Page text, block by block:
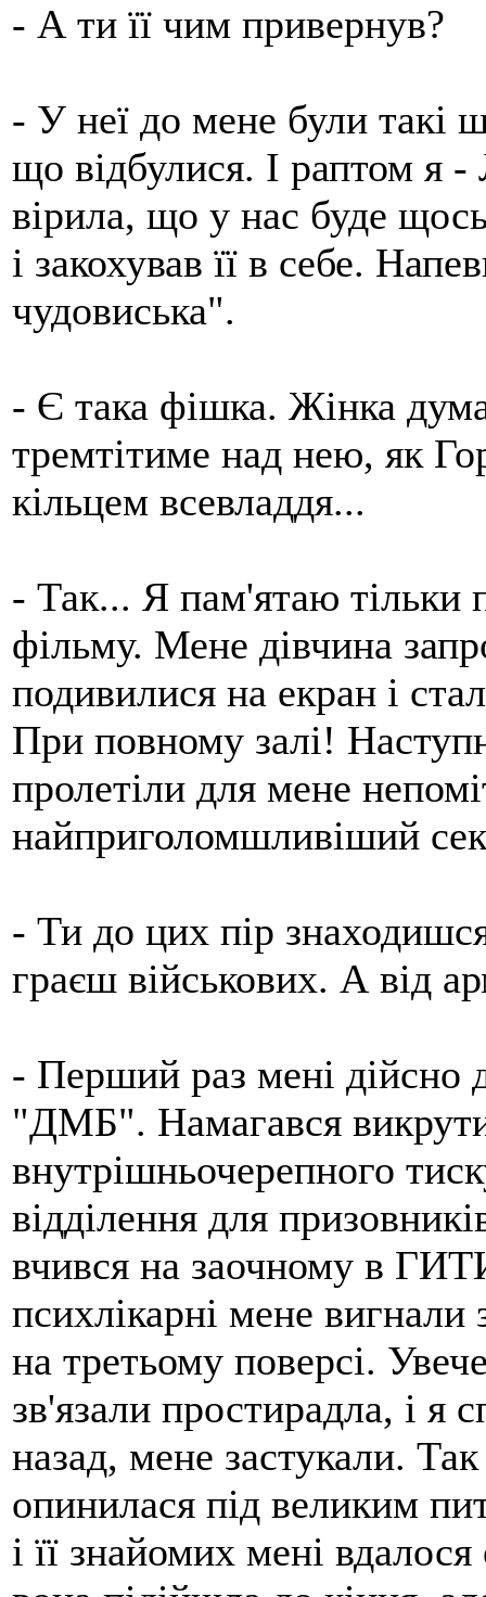
- А ти її чим привернув?
- У неї до мене були такі
що відбулися. І раптом я
вірила, що у нас буде
і закохував її в себе.
чудовиська".
- Є така фішка. Жінка
тремтітиме над нею, як
кільцем всевладдя...
- Так... Я пам'ятаю тільки
фільму. Мене дівчина
подивилися на екран і
При повному залі!
пролетіли для мене
найприголомшливіший
- Ти до цих пір
граєш військових. А від
- Перший раз мені дійсно
"ДМБ". Намагався
внутрішньочерепного
відділення для
вчився на заочному в
психлікарні мене
на третьому поверсі.
зв'язали простирадла, і я
назад, мене застукали.
опинилася під великим
і її знайомих мені